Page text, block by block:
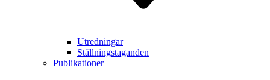
Utredningar
Ställningstaganden
Publikationer